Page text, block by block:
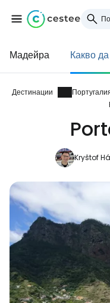
Мадейра Какво
Дестинации
Kryštof
Влезте
... световната